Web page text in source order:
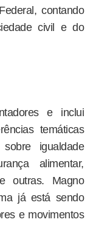
contando
civil e do
e inclui
temáticas
igualdade
alimentar,
outras. Magno
já está sendo
e movimentos